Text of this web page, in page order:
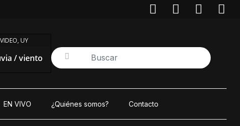
UY
/ viento
EN VIVO ¿Quiénes somos? Contacto